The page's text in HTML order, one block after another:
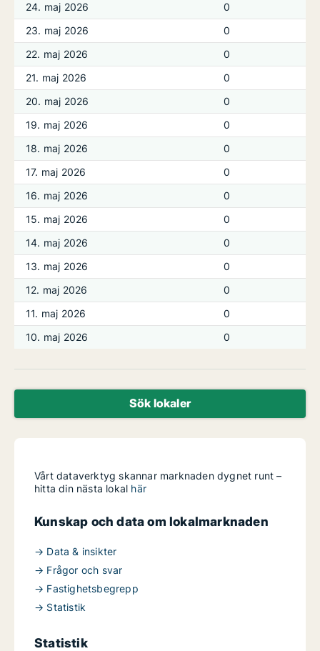
24. maj 2026
0
23. maj 2026
0
22. maj 2026
0
21. maj 2026
0
20. maj 2026
0
19. maj 2026
0
18. maj 2026
0
17. maj 2026
0
16. maj 2026
0
15. maj 2026
0
14. maj 2026
0
13. maj 2026
0
12. maj 2026
0
11. maj 2026
0
10. maj 2026
0
Sök lokaler
Vårt dataverktyg skannar marknaden dygnet runt –
hitta din nästa lokal här
Kunskap och data om lokalmarknaden
→ Data & insikter
→ Frågor och svar
→ Fastighetsbegrepp
→ Statistik
Statistik